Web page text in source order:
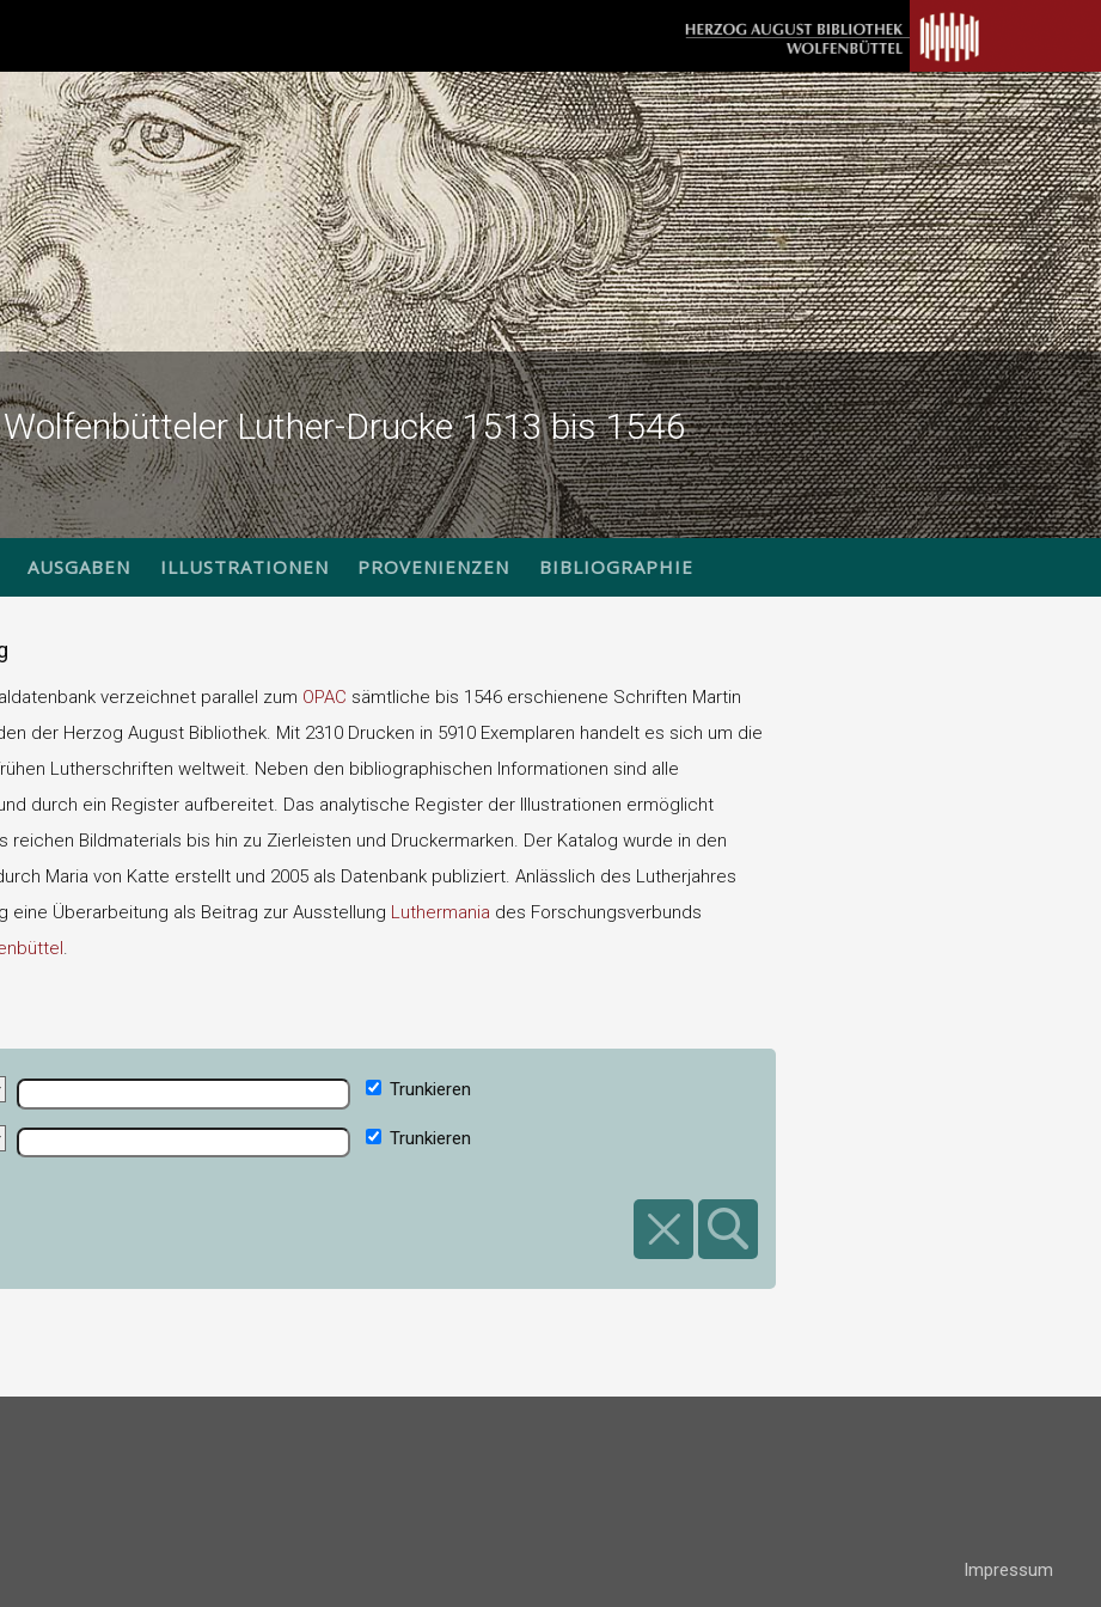
Luther-Drucke 1513 bis 1546
AUSGABEN ILLUSTRATIONEN PROVENIENZEN BIBLIOGRAPHIE
verzeichnet parallel zum OPAC sämtliche bis 1546 erschienene Schriften Martin
der Herzog August Bibliothek. Mit 2310 Drucken in 5910 Exemplaren handelt es sich um die
Lutherschriften weltweit. Neben den bibliographischen Informationen sind alle
durch ein Register aufbereitet. Das analytische Register der Illustrationen ermöglicht
reichen Bildmaterials bis hin zu Zierleisten und Druckermarken. Der Katalog wurde in den
Maria von Katte erstellt und 2005 als Datenbank publiziert. Anlässlich des Lutherjahres
eine Überarbeitung als Beitrag zur Ausstellung Luthermania des Forschungsverbunds
.
Trunkieren
Trunkieren
Impressum